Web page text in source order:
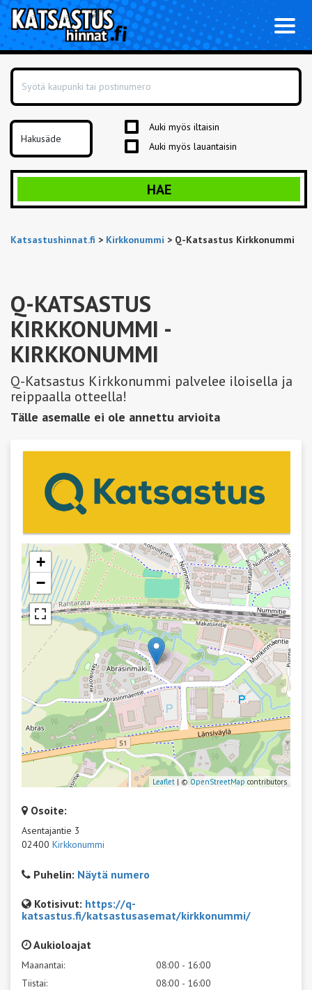
Auki myös iltaisin
Auki myös lauantaisin
HAE
Katsastushinnat.fi > Kirkkonummi > Q-Katsastus Kirkkonummi
Q-KATSASTUS
KIRKKONUMMI -
KIRKKONUMMI
Q-Katsastus Kirkkonummi palvelee iloisella ja
reippaalla otteella!
Tälle asemalle ei ole annettu arvioita
+
−
Leaflet | © OpenStreetMap contributors
Osoite:
Asentajantie 3
02400 Kirkkonummi
Puhelin: Näytä numero
Kotisivut: https://q-
katsastus.fi/katsastusasemat/kirkkonummi/
Aukioloajat
Maanantai:
08:00 - 16:00
Tiistai:
08:00 - 16:00